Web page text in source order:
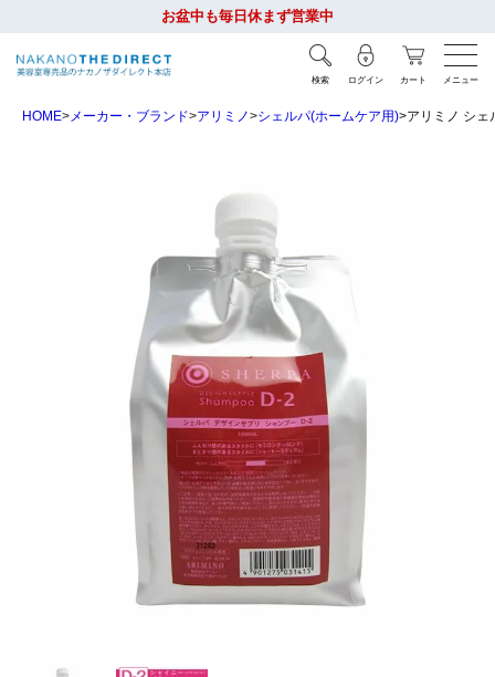
お盆中も毎日休まず営業中
検索 ログイン カート メニュー
HOME メーカー・ブランド アリミノ シェルパ(ホームケア用) アリミノ シェ